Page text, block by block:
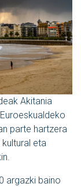
Akitania
parte hartzera
eta
argazki baino